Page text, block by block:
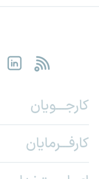
کارجـــویان
کارفـــرمایان